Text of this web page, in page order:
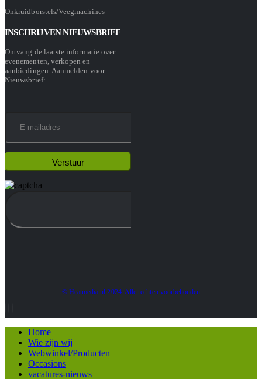
Onkruidborstels/Veegmachines
INSCHRIJVEN NIEUWSBRIEF
Ontvang de laatste informatie over
evenementen, verkopen en
aanbiedingen. Aanmelden voor
Nieuwsbrief:
© Heatmedia.nl 2024. Alle rechten voorbehouden
Home
Wie zijn wij
Webwinkel/Producten
Occasions
vacatures-nieuws